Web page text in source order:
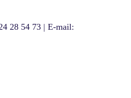
28 54 73 | E-mail: